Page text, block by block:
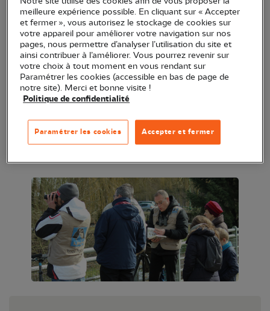
Plus de 170 espèces d'oiseaux ont été recensées
sur cette réserve gérée par la LPO ! Des
ornithologues vous attendant dans l´observatoire
situé à proximité du parking vous permettront
d'observer sous un oeil nouveau les oiseaux visibles
Observatoire animé par Roger Geoffrin, Jean-Paul
meilleure expérience possible. En cliquant sur « Accepter
et fermer », vous autorisez le stockage de cookies sur
votre appareil pour améliorer votre navigation sur nos
pages, nous permettre d’analyser l’utilisation du site et
ainsi contribuer à l’améliorer. Vous pourrez revenir sur
votre choix à tout moment en vous rendant sur
Paramétrer les cookies (accessible en bas de page de
notre site). Merci et bonne visite !
Politique de confidentialité
Accepter et fermer
Paramétrer les cookies